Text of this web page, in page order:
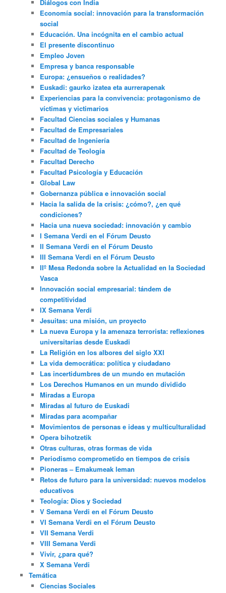
Diálogos con India
Economía social: innovación para la transformación
social
Educación. Una incógnita en el cambio actual
El presente discontinuo
Empleo Joven
Empresa y banca responsable
Europa: ¿ensueños o realidades?
Euskadi: gaurko izatea eta aurrerapenak
Experiencias para la convivencia: protagonismo de
víctimas y victimarios
Facultad Ciencias sociales y Humanas
Facultad de Empresariales
Facultad de Ingeniería
Facultad de Teología
Facultad Derecho
Facultad Psicología y Educación
Global Law
Gobernanza pública e innovación social
Hacia la salida de la crisis: ¿cómo?, ¿en qué
condiciones?
Hacia una nueva sociedad: innovación y cambio
I Semana Verdi en el Fórum Deusto
II Semana Verdi en el Fórum Deusto
III Semana Verdi en el Fórum Deusto
IIº Mesa Redonda sobre la Actualidad en la Sociedad
Vasca
Innovación social empresarial: tándem de
competitividad
IX Semana Verdi
Jesuitas: una misión, un proyecto
La nueva Europa y la amenaza terrorista: reflexiones
universitarias desde Euskadi
La Religión en los albores del siglo XXI
La vida democrática: política y ciudadano
Las incertidumbres de un mundo en mutación
Los Derechos Humanos en un mundo dividido
Miradas a Europa
Miradas al futuro de Euskadi
Miradas para acompañar
Movimientos de personas e ideas y multiculturalidad
Opera bihotzetik
Otras culturas, otras formas de vida
Periodismo comprometido en tiempos de crisis
Pioneras – Emakumeak leman
Retos de futuro para la universidad: nuevos modelos
educativos
Teología: Dios y Sociedad
V Semana Verdi en el Fórum Deusto
VI Semana Verdi en el Fórum Deusto
VII Semana Verdi
VIII Semana Verdi
Vivir, ¿para qué?
X Semana Verdi
Temática
Ciencias Sociales